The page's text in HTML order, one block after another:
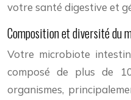
votre santé digestive et
Composition et diversité du
Votre microbiote
composé de plus de
organismes,